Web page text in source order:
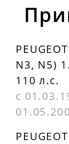
N3, N5)
110 л.с.
с